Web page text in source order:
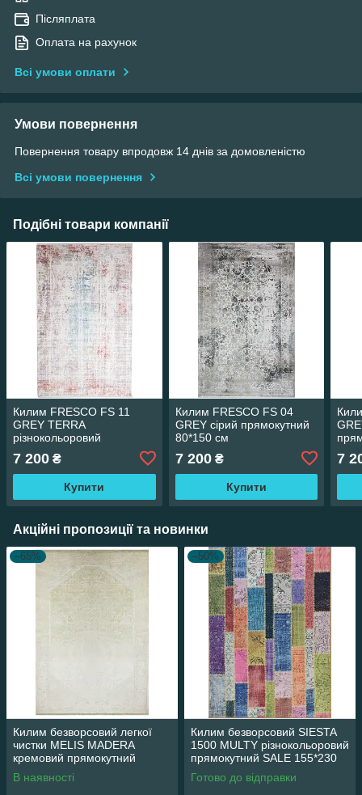
Післяплата
Оплата на рахунок
Всі умови оплати
Умови повернення
Повернення товару впродовж 14 днів за домовленістю
Всі умови повернення
Подібні товари компанії
Килим FRESCO FS 11
GREY TERRA
різнокольоровий
7 200 ₴
Купити
Килим FRESCO FS 04
GREY сірий прямокутний
80*150 см
7 200₴
Купити
7
Акційні пропозиції та новинки
–65%
Килим безворсовий легкої
чистки MELIS MADERA
кремовий прямокутний
160*230 см
В наявності
–50%
Килим безворсовий SIESTA
1500 MULTY різнокольоровий
прямокутний SALE 155*230
см
Готово до відправки